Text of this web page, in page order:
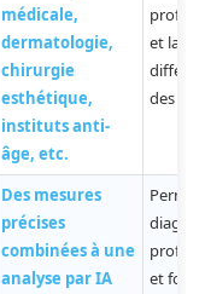
médicale,
dermatologie,
chirurgie
esthétique,
instituts anti-
âge, etc.
et la
des
Des mesures
précises
combinées à une
analyse par IA
et